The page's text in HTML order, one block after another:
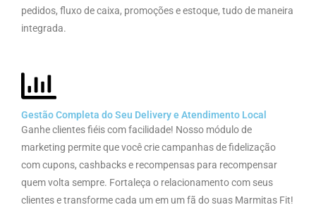
pedidos, fluxo de caixa, promoções e estoque, tudo de maneira
integrada.
Gestão Completa do Seu Delivery e Atendimento Local
Ganhe clientes fiéis com facilidade! Nosso módulo de
marketing permite que você crie campanhas de fidelização
com cupons, cashbacks e recompensas para recompensar
quem volta sempre. Fortaleça o relacionamento com seus
clientes e transforme cada um em um fã do suas Marmitas Fit!